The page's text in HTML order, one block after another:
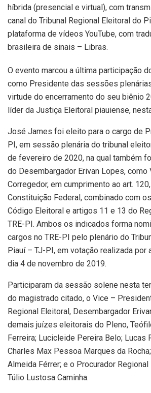
híbrida (presencial e virtual), com
canal do Tribunal Regional Eleitoral do
plataforma de vídeos YouTube, com
brasileira de sinais – Libras.
O evento marcou a última participação
como Presidente das sessões
virtude do encerramento do seu biênio
líder da Justiça Eleitoral piauiense,
José James foi eleito para o cargo de
PI, em sessão plenária do tribunal
de fevereiro de 2020, na qual também
do Desembargador Erivan Lopes,
Corregedor, em cumprimento ao art.
Constituição Federal, combinado com
Código Eleitoral e artigos 11 e 13 do
TRE-PI. Ambos os indicados forma
cargos no TRE-PI pelo plenário do
Piauí – TJ-PI, em votação realizada por
dia 4 de novembro de 2019.
Participaram da sessão solene nesta
do magistrado citado, o Vice –
Regional Eleitoral, Desembargador
demais juízes eleitorais do Pleno,
Ferreira; Lucicleide Pereira Belo; Lucas
Charles Max Pessoa Marques da
Almeida Férrer; e o Procurador
Túlio Lustosa Caminha.